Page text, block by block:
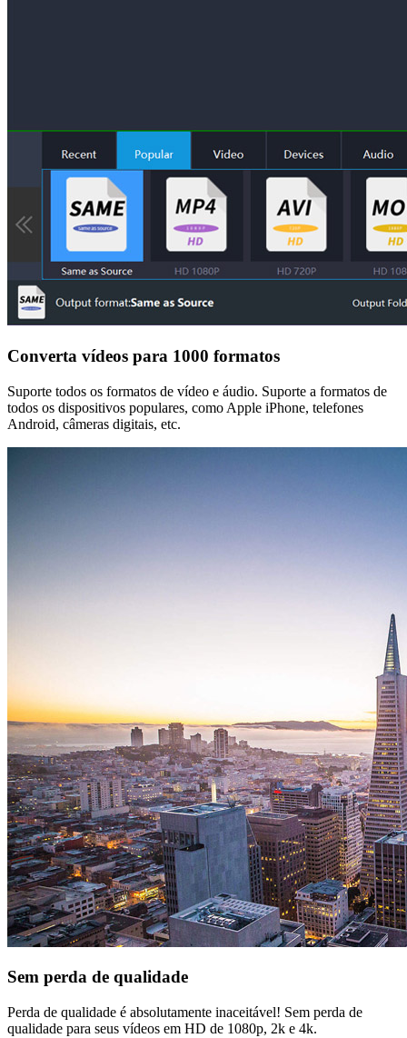
Converta vídeos para 1000 formatos
Suporte todos os formatos de vídeo e áudio. Suporte a formatos de
todos os dispositivos populares, como Apple iPhone, telefones
Android, câmeras digitais, etc.
Sem perda de qualidade
Perda de qualidade é absolutamente inaceitável! Sem perda de
qualidade para seus vídeos em HD de 1080p, 2k e 4k.